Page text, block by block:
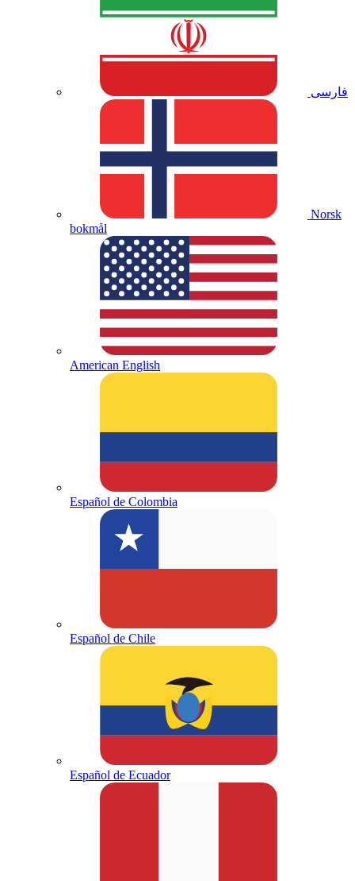
فارسی
Norsk
bokmål
American English
Español de Colombia
Español de Chile
Español de Ecuador